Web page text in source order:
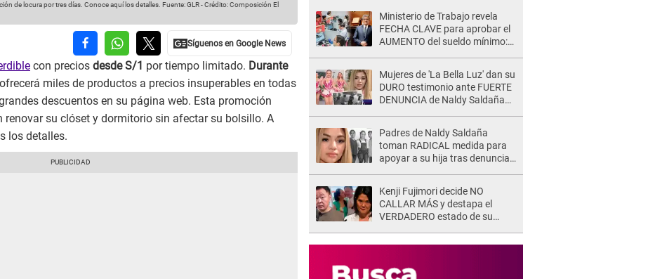
de locura por tres días. Conoce aquí los detalles. Fuente: GLR-Crédito: Composición El
con precios desde S/1 por tiempo limitado. Durante
miles de productos a precios insuperables en todas
descuentos en su página web. Esta promoción
su clóset y dormitorio sin afectar su bolsillo. A
los detalles.
Ministerio de Trabajo revela
FECHA CLAVE para aprobar el
AUMENTO del sueldo mínimo:
Mujeres de 'La Bella Luz' dan su
DURO testimonio ante FUERTE
DENUNCIA de Naldy Saldaña
Padres de Naldy Saldaña
toman RADICAL medida para
apoyar a su hija tras denuncia
quedar así"
Kenji Fujimori decide NO
CALLAR MÁS y destapa el
VERDADERO estado de su